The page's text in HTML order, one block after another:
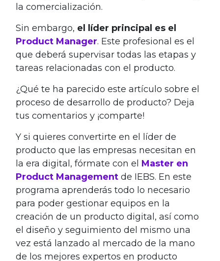
la comercialización.
Sin embargo, el líder principal es el
Product Manager. Este profesional es el
que deberá supervisar todas las etapas y
tareas relacionadas con el producto.
¿Qué te ha parecido este artículo sobre el
proceso de desarrollo de producto? Deja
tus comentarios y ¡comparte!
Y si quieres convertirte en el líder de
producto que las empresas necesitan en
la era digital, fórmate con el Master en
Product Management de IEBS. En este
programa aprenderás todo lo necesario
para poder gestionar equipos en la
creación de un producto digital, así como
el diseño y seguimiento del mismo una
vez está lanzado al mercado de la mano
de los mejores expertos en producto